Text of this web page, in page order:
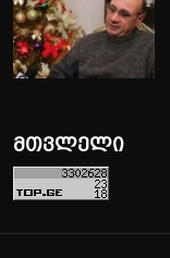
მთვლელი